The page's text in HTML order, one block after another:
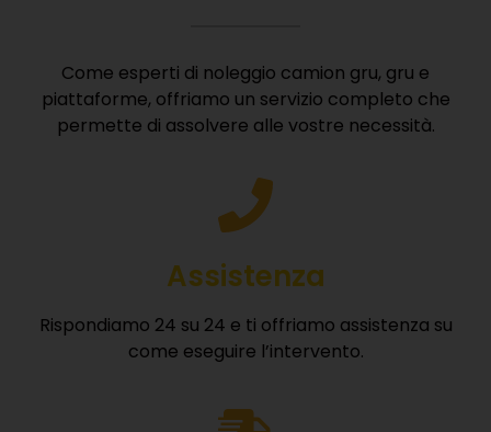
Come esperti di noleggio camion gru, gru e
piattaforme, offriamo un servizio completo che
permette di assolvere alle vostre necessità.
Assistenza
Rispondiamo 24 su 24 e ti offriamo assistenza su
come eseguire l’intervento.